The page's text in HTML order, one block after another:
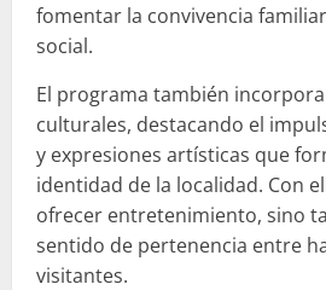
fomentar la convivencia
social.
El programa también
culturales, destacando el
y expresiones artísticas que
identidad de la localidad. Con
ofrecer entretenimiento, sino
sentido de pertenencia entre
visitantes.